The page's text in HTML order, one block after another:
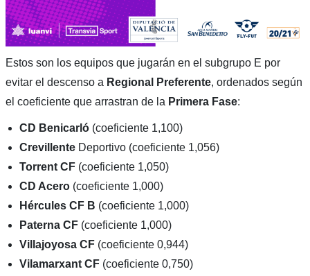
Estos son los equipos que jugarán en el subgrupo E por
evitar el descenso a Regional Preferente, ordenados según
el coeficiente que arrastran de la Primera Fase:
CD Benicarló (coeficiente 1,100)
CrevillenteDeportivo (coeficiente 1,056)
Torrent CF(coeficiente 1,050)
CD Acero(coeficiente 1,000)
Hércules CF B (coeficiente 1,000)
Paterna CF(coeficiente 1,000)
Villajoyosa CF (coeficiente 0,944)
Vilamarxant CF(coeficiente 0,750)